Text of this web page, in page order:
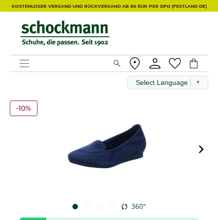
KOSTENLOSER VERSAND UND RÜCKVERSAND AB 80 EUR PER DPD (FESTLAND DE)
Select Language ▼
-10%
360°